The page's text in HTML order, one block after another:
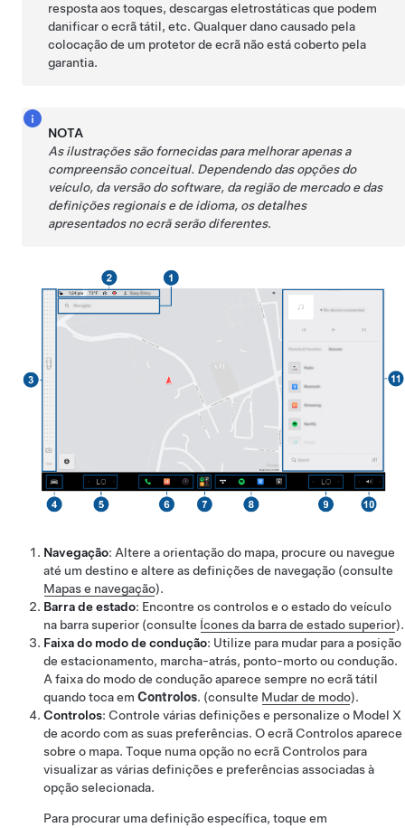
resposta aos toques, descargas eletrostáticas que podem
danificar o ecrã tátil, etc. Qualquer dano causado pela
colocação de um protetor de ecrã não está coberto pela
garantia.
NOTA
As ilustrações são fornecidas para melhorar apenas a
compreensão conceitual. Dependendo das opções do
veículo, da versão do software, da região de mercado e das
definições regionais e de idioma, os detalhes
apresentados no ecrã serão diferentes.
Navegação: Altere a orientação do mapa, procure ou navegue
até um destino e altere as definições de navegação (consulte
Mapas e navegação).
Barra de estado: Encontre os controlos e o estado do veículo
na barra superior (consulte Ícones da barra de estado superior).
Faixa do modo de condução: Utilize para mudar para a posição
de estacionamento, marcha-atrás, ponto-morto ou condução.
A faixa do modo de condução aparece sempre no ecrã tátil
quando toca em Controlos. (consulte Mudar de modo).
Controlos: Controle várias definições e personalize o Model X
de acordo com as suas preferências. O ecrã Controlos aparece
sobre o mapa. Toque numa opção no ecrã Controlos para
visualizar as várias definições e preferências associadas à
opção selecionada.
Para procurar uma definição específica, toque em